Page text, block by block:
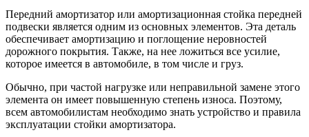
Передний амортизатор или амортизационная стойка передней
подвески является одним из основных элементов. Эта деталь
обеспечивает амортизацию и поглощение неровностей
дорожного покрытия. Также, на нее ложиться все усилие,
которое имеется в автомобиле, в том числе и груз.
Обычно, при частой нагрузке или неправильной замене этого
элемента он имеет повышенную степень износа. Поэтому,
всем автомобилистам необходимо знать устройство и правила
эксплуатации стойки амортизатора.